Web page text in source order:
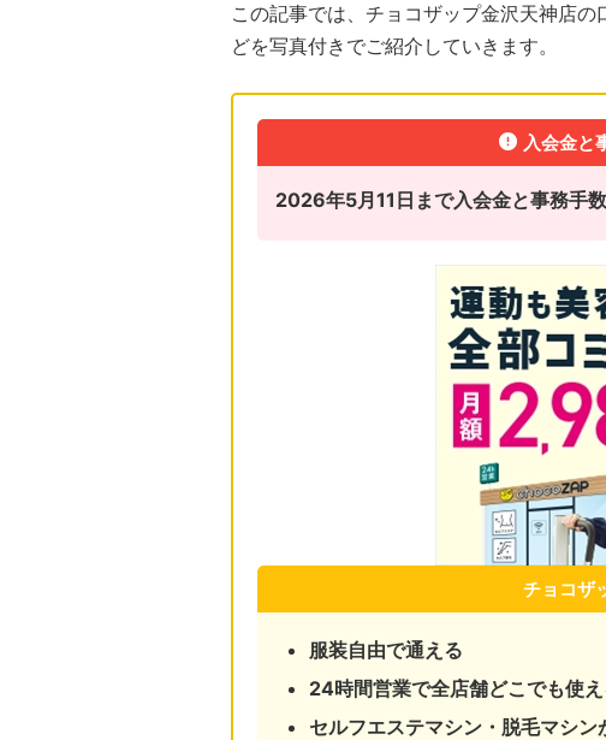
この記事では、チョコザップ金沢天神店
どを写真付きでご紹介していきます。
入会金と
2026年5月11日まで入会金と事務手
チョコザ
服装自由で通える
24時間営業で全店舗どこでも使
セルフエステマシン・脱毛マシン